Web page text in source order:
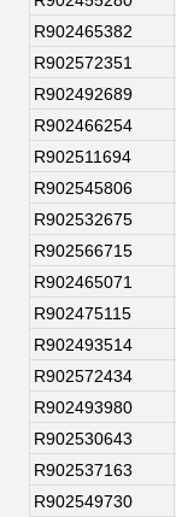
R902465382
R902572351
R902492689
R902466254
R902511694
R902545806
R902532675
R902566715
R902465071
R902475115
R902493514
R902572434
R902493980
R902530643
R902537163
R902549730